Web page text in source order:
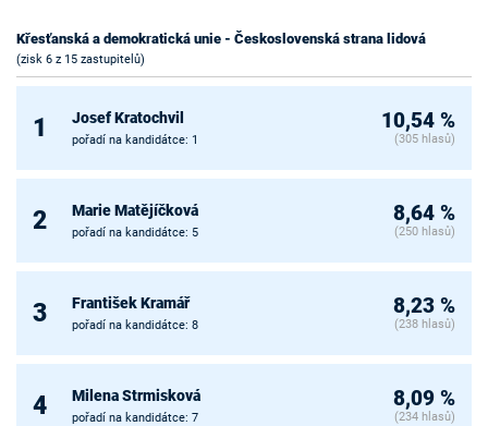
Křesťanská a demokratická unie - Československá strana lidová
(zisk 6 z 15 zastupitelů)
1 Josef Kratochvil
pořadí na kandidátce: 1
10,54 %
(305 hlasů)
2 Marie Matějíčková
pořadí na kandidátce: 5
8,64 %
(250 hlasů)
3 František Kramář
pořadí na kandidátce: 8
8,23 %
(238 hlasů)
4 Milena Strmisková
pořadí na kandidátce: 7
8,09 %
(234 hlasů)